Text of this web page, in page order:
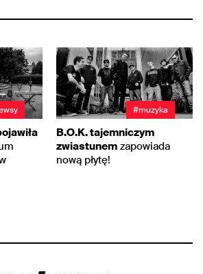
#muzyka
B.O.K. tajemniczym
zwiastunem zapowiada
nową płytę!